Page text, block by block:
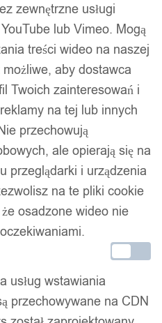
zewnętrzne usługi
lub Vimeo. Mogą
treści wideo na naszej
aby dostawca
Twoich zainteresowań i
na tej lub innych
przechowują
ale opierają się na
przeglądarki i urządzenia
na te pliki cookie
osadzone wideo nie
usług wstawiania
przechowywane na CDN